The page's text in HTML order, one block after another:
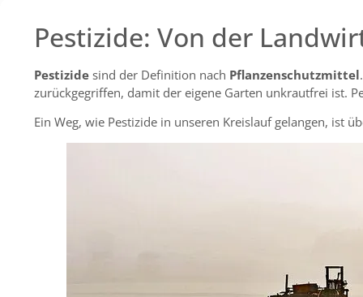
Pestizide: Von der
Pestizide sind der Definition nach Pflanzenschutzmittel
zurückgegriffen, damit der eigene Garten unkrautfrei ist.
Ein Weg, wie Pestizide in unseren Kreislauf gelangen, ist